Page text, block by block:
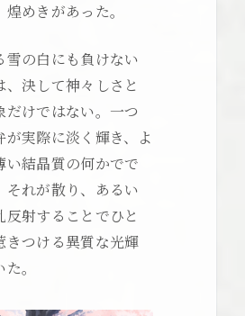
めきがあった。
の白にも負けない
、決して神々しさと
だけではない。一つ
が実際に淡く輝き、よ
い結晶質の何かでで
それが散り、あるい
反射することでひと
きつける異質な光輝
。